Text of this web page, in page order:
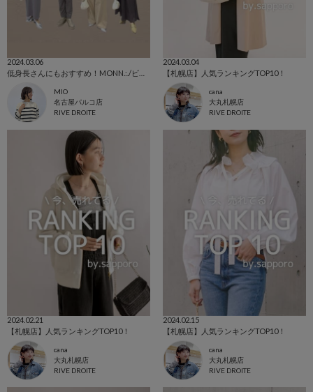
2024.03.06
MIO
名古屋パルコ店
RIVE DROITE
2024.03.04
【札幌店】人気ランキングTOP10！
cana
大丸札幌店
RIVE DROITE
2024.02.21
【札幌店】人気ランキングTOP10！
cana
大丸札幌店
RIVE DROITE
2024.02.15
【札幌店】人気ランキングTOP10！
cana
大丸札幌店
RIVE DROITE